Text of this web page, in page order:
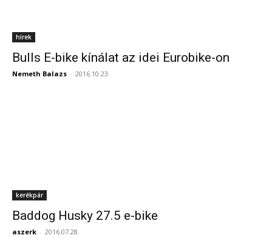
hírek
Bulls E-bike kínálat az idei Eurobike-on
Nemeth Balazs - 2016.10.23.
kerékpár
Baddog Husky 27.5 e-bike
aszerk - 2016.07.28.